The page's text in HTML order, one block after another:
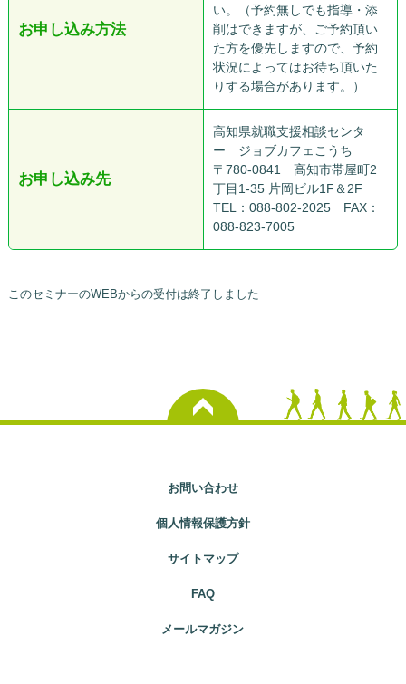
お申し込み方法
い。（予約無しでも指導・添
削はできますが、ご予約頂い
た方を優先しますので、予約
状況によってはお待ち頂いた
りする場合があります。）
お申し込み先
高知県就職支援相談センタ
ー ジョブカフェこうち
〒780-0841 高知市帯屋町2
丁目1-35 片岡ビル1F＆2F
TEL：088-802-2025 FAX：
088-823-7005
このセミナーのWEBからの受付は終了しました
お問い合わせ
個人情報保護方針
サイトマップ
FAQ
メールマガジン